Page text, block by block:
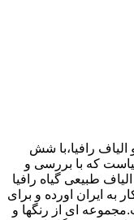
رافیا،با شش
که با بررسی و
طبیعی گیاه رافیا
به ایران اورده و برای
ای از رنگها و